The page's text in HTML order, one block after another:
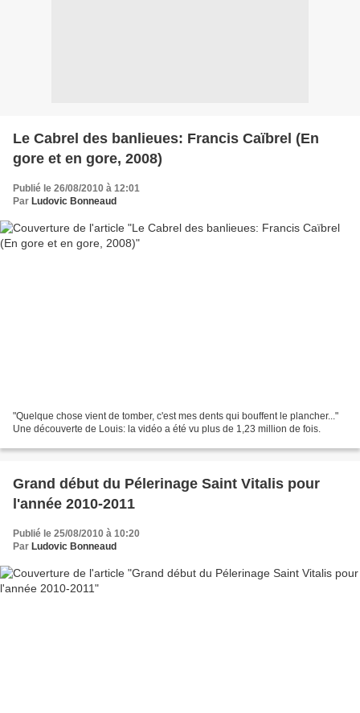
Le Cabrel des banlieues: Francis Caïbrel (En
gore et en gore, 2008)
Publié le 26/08/2010 à 12:01
Par Ludovic Bonneaud
"Quelque chose vient de tomber, c'est mes dents qui bouffent le plancher..."
Une découverte de Louis: la vidéo a été vu plus de 1,23 million de fois.
Grand début du Pélerinage Saint Vitalis pour
l'année 2010-2011
Publié le 25/08/2010 à 10:20
Par Ludovic Bonneaud